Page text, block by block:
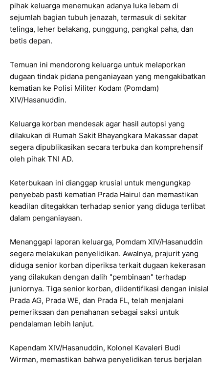
pihak keluarga menemukan adanya luka lebam di
sejumlah bagian tubuh jenazah, termasuk di sekitar
telinga, leher belakang, punggung, pangkal paha, dan
betis depan.
Temuan ini mendorong keluarga untuk melaporkan
dugaan tindak pidana penganiayaan yang mengakibatkan
kematian ke Polisi Militer Kodam (Pomdam)
XIV/Hasanuddin.
Keluarga korban mendesak agar hasil autopsi yang
dilakukan di Rumah Sakit Bhayangkara Makassar dapat
segera dipublikasikan secara terbuka dan komprehensif
oleh pihak TNI AD.
Keterbukaan ini dianggap krusial untuk mengungkap
penyebab pasti kematian Prada Hairul dan memastikan
keadilan ditegakkan terhadap senior yang diduga terlibat
dalam penganiayaan.
Menanggapi laporan keluarga, Pomdam XIV/Hasanuddin
segera melakukan penyelidikan. Awalnya, prajurit yang
diduga senior korban diperiksa terkait dugaan kekerasan
yang dilakukan dengan dalih "pembinaan" terhadap
juniornya. Tiga senior korban, diidentifikasi dengan inisial
Prada AG, Prada WE, dan Prada FL, telah menjalani
pemeriksaan dan penahanan sebagai saksi untuk
pendalaman lebih lanjut.
Kapendam XIV/Hasanuddin, Kolonel Kavaleri Budi
Wirman, memastikan bahwa penyelidikan terus berjalan